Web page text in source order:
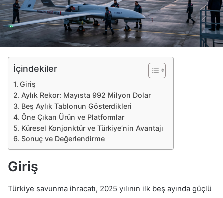
a
g
ö
n
e
İçindekiler
Giriş
Aylık Rekor: Mayısta 992 Milyon Dolar
Beş Aylık Tablonun Gösterdikleri
Öne Çıkan Ürün ve Platformlar
Küresel Konjonktür ve Türkiye’nin Avantajı
Sonuç ve Değerlendirme
Giriş
Türkiye savunma ihracatı, 2025 yılının ilk beş ayında güçlü